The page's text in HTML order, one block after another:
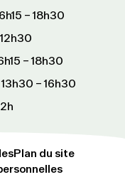
– 18h30
– 18h30
– 16h30
Plan du site